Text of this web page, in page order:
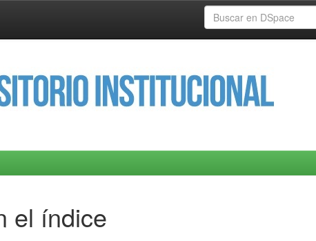
el índice